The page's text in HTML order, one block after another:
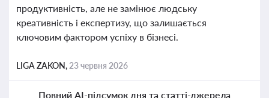
продуктивність, але не замінює людську
креативність і експертизу, що залишається
ключовим фактором успіху в бізнесі.
LIGA ZAKON, 23 червня 2026
Повний AI-підсумок дня та статті-джерела